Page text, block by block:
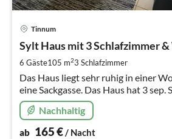
Tinnum
Sylt Haus mit 3 Schlafzimmer
6 Gäste105 m23 Schlafzimmer
Das Haus liegt sehr ruhig in einer Wohngegend .Dies ist
eine Sackgasse. Das Haus hat 3 sep.
Doppelbetten, 2 Duschbäder,
Wohnraum, kleine Rasenf
Nachhaltig
ab 165€/ Nacht